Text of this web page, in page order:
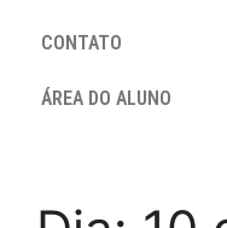
CONTATO
ÁREA DO ALUNO